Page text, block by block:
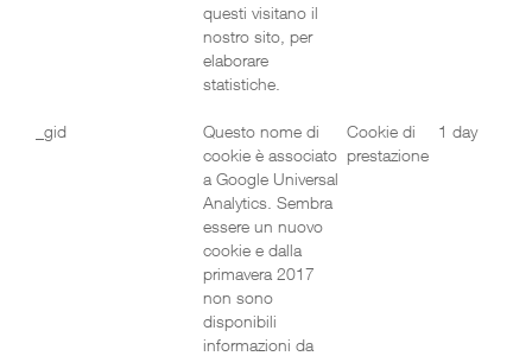
questi visitano il
nostro sito, per
elaborare
statistiche.
_gid
Questo nome di
cookie è associato
a Google Universal
Analytics. Sembra
essere un nuovo
cookie e dalla
primavera 2017
non sono
disponibili
informazioni da
Cookie di
prestazione
1 day